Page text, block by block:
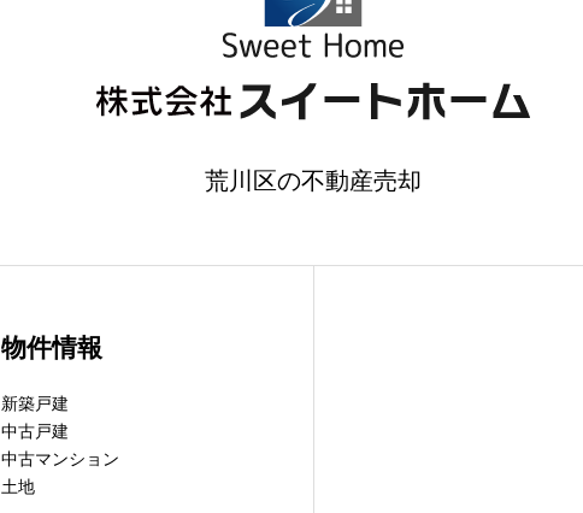
荒川区の不動産売却
物件情報
新築戸建
中古戸建
中古マンション
土地